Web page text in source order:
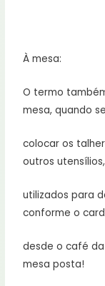
À mesa:
O termo
mesa, quando
colocar os
outros
utilizados para
conforme o
desde o café
mesa posta!